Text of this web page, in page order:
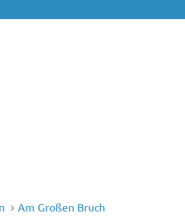
Am Großen Bruch